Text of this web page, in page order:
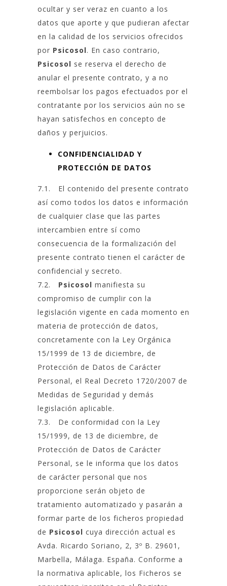
ocultar y ser veraz en cuanto a los
datos que aporte y que pudieran afectar
en la calidad de los servicios ofrecidos
por Psicosol. En caso contrario,
Psicosol se reserva el derecho de
anular el presente contrato, y a no
reembolsar los pagos efectuados por el
contratante por los servicios aún no se
hayan satisfechos en concepto de
daños y perjuicios.
CONFIDENCIALIDAD Y
PROTECCIÓN DE DATOS
7.1. El contenido del presente contrato
así como todos los datos e información
de cualquier clase que las partes
intercambien entre sí como
consecuencia de la formalización del
presente contrato tienen el carácter de
confidencial y secreto.
7.2. Psicosol manifiesta su
compromiso de cumplir con la
legislación vigente en cada momento en
materia de protección de datos,
concretamente con la Ley Orgánica
15/1999 de 13 de diciembre, de
Protección de Datos de Carácter
Personal, el Real Decreto 1720/2007 de
Medidas de Seguridad y demás
legislación aplicable.
7.3. De conformidad con la Ley
15/1999, de 13 de diciembre, de
Protección de Datos de Carácter
Personal, se le informa que los datos
de carácter personal que nos
proporcione serán objeto de
tratamiento automatizado y pasarán a
formar parte de los ficheros propiedad
de Psicosol cuya dirección actual es
Avda. Ricardo Soriano, 2, 3º B. 29601,
Marbella, Málaga. España. Conforme a
la normativa aplicable, los Ficheros se